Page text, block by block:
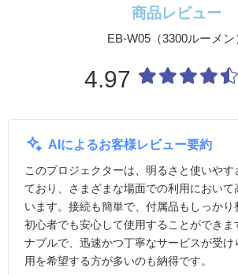
0.59
×H)
質量 約2.5kg
RGB 信号対応解
像度
アナログ：UXGA、
+、WXGA（リアル対応
GA
デジタル：UXGA、
+、WXGA（リアル対応
商品レビュー
EB-W05（3300ルーメン
4.97
AIによるお客様レビュー要約
このプロジェクターは、明るさと使いや
ており、さまざまな場面での利用において
います。接続も簡単で、付属品もしっかり
初心者でも安心して使用することができま
ナブルで、迅速かつ丁寧なサービスが受け
用を希望する方が多いのも納得です。